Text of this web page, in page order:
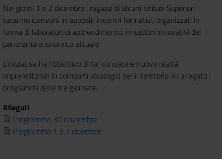
Nei giorni 1 e 2 dicembre i ragazzi di alcuni Istituti Superiori
saranno coinvolti in appositi incontri formativi, organizzati in
forma di laboratori di apprendimento, in settori innovativi del
panorama economico attuale.
L’iniziativa ha l’obiettivo di far conoscere nuove realtà
imprenditoriali in comparti strategici per il territorio. In allegato i
programmi delle tre giornate.
Allegati
Programma 30 novembre
Programma 1 e 2 dicembre